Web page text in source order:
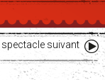
spectacle suivant